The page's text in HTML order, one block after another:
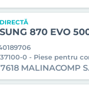
870 EVO
0 - Piese pentru
MALINACOMP